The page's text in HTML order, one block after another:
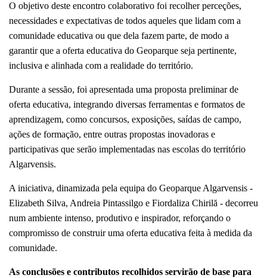
O objetivo deste encontro colaborativo foi recolher perceções,
necessidades e expectativas de todos aqueles que lidam com a
comunidade educativa ou que dela fazem parte, de modo a
garantir que a oferta educativa do Geoparque seja pertinente,
inclusiva e alinhada com a realidade do território.
Durante a sessão, foi apresentada uma proposta preliminar de
oferta educativa, integrando diversas ferramentas e formatos de
aprendizagem, como concursos, exposições, saídas de campo,
ações de formação, entre outras propostas inovadoras e
participativas que serão implementadas nas escolas do território
Algarvensis.
A iniciativa, dinamizada pela equipa do Geoparque Algarvensis -
Elizabeth Silva, Andreia Pintassilgo e Fiordaliza Chirilă - decorreu
num ambiente intenso, produtivo e inspirador, reforçando o
compromisso de construir uma oferta educativa feita à medida da
comunidade.
As conclusões e contributos recolhidos servirão de base para